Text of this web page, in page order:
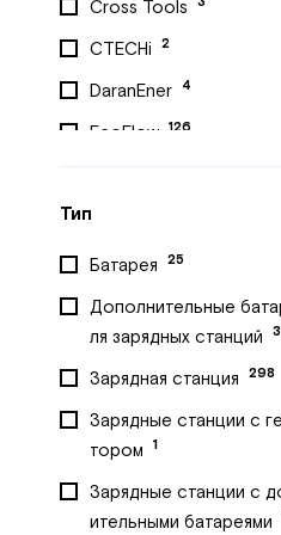
Cross Tools
CTECHi 2
DaranEner 4
EcoFlow 126
Edon
ELMAG
ENERBLOCK
EnerSol6
EnviroBest1
FORTE1
FOSSiBOT
Foursun 2
Тип
Батарея 25
Дополнительные
ля зарядных станций
Зарядная станция 298
Зарядные станции с
тором 1
Зарядные станции с
ительными батареями